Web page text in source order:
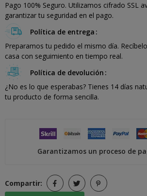
Pago 100% Seguro. Utilizamos cifrado SSL
garantizar tu seguridad en el pago.
Política de entrega
Preparamos tu pedido el mismo día.
casa con seguimiento en tiempo real.
Política de devolución
¿No es lo que esperabas? Tienes 14 días
tu producto de forma sencilla.
Garantizamos un proceso de
Compartir: